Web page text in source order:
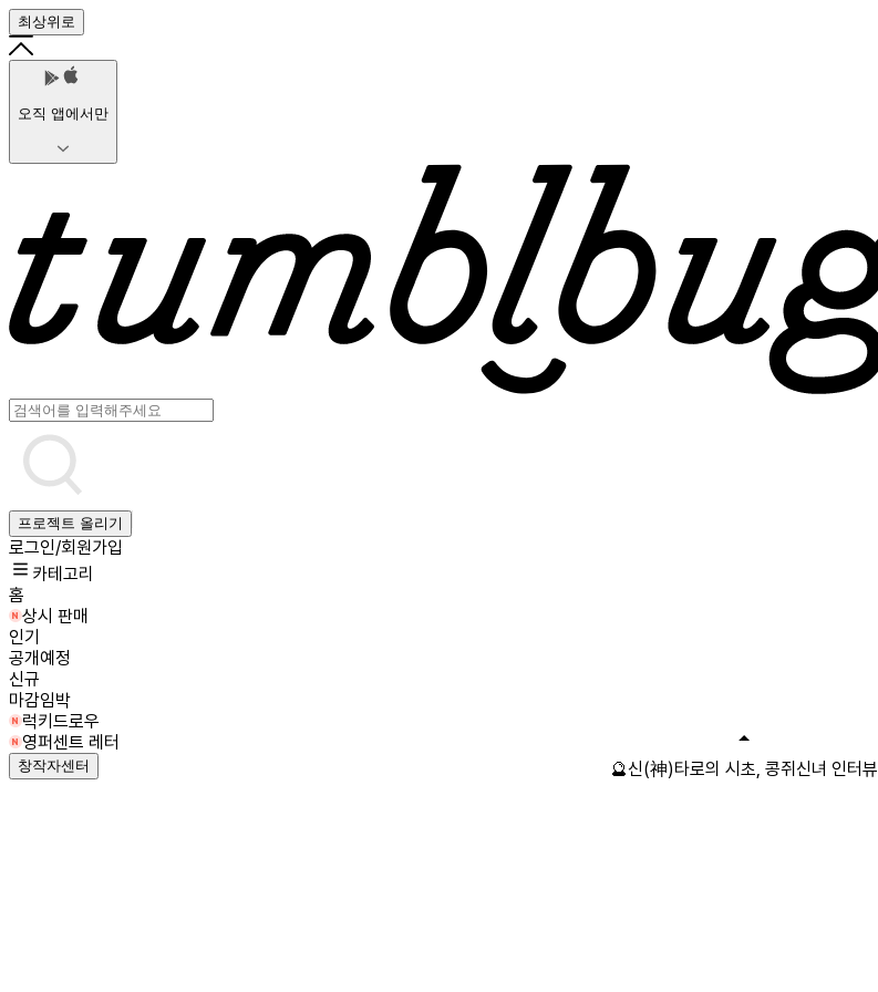
최상위로
오직 앱에서만
프로젝트 올리기
로그인/회원가입
카테고리
홈
상시 판매
인기
공개예정
신규
마감임박
럭키드로우
영퍼센트 레터
창작자센터 🔮신(神)타로의 시초, 콩쥐신녀 인터뷰